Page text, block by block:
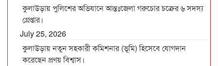
কুলাউড়ায় পুলিশের অভিযানে আন্তঃজেলা গরুচোর চক্রের ৬ সদস্য
গ্রেপ্তার।
July 25, 2026
কুলাউড়ায় নতুন সহকারী কমিশনার (ভূমি) হিসেবে যোগদান
করেছেন প্রণয় বিশ্বাস।